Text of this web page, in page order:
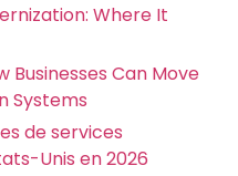
Where It
Businesses Can Move
Systems
de services
Unis en 2026